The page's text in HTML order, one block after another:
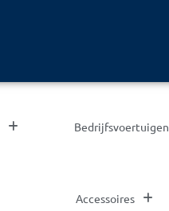
Bedrijfsvoertuigen
Accessoires